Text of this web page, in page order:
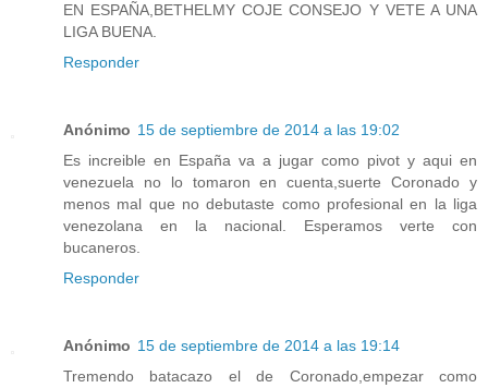
EN ESPAÑA,BETHELMY COJE CONSEJO Y VETE A UNA
LIGA BUENA.
Responder
Anónimo 15 de septiembre de 2014 a las 19:02
Es increible en España va a jugar como pivot y aqui en
venezuela no lo tomaron en cuenta,suerte Coronado y
menos mal que no debutaste como profesional en la liga
venezolana en la nacional. Esperamos verte con
bucaneros.
Responder
Anónimo 15 de septiembre de 2014 a las 19:14
Tremendo batacazo el de Coronado,empezar como